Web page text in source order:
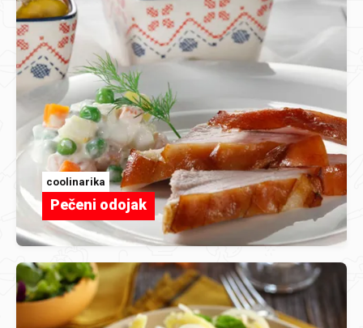
coolinarika
Pečeni odojak